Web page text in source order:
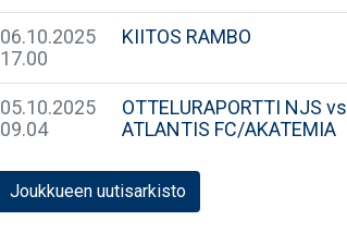
06.10.2025
17.00
KIITOS RAMBO
05.10.2025
09.04
OTTELURAPORTTI NJS vs
ATLANTIS FC/AKATEMIA
Joukkueen uutisarkisto